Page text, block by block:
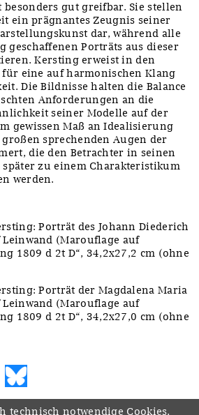
besonders gut greifbar. Sie stellen
ein prägnantes Zeugnis seiner
dar, während alle
geschaffenen Porträts aus dieser
Kersting erweist in den
eine auf harmonischen Klang
Die Bildnisse halten die Balance
Anforderungen an die
seiner Modelle auf der
gewissen Maß an Idealisierung
sprechenden Augen der
die den Betrachter in seinen
zu einem Charakteristikum
werden.
Porträt des Johann Diederich
(Marouflage auf
1809 d 2t D“, 34,2x27,2 cm (ohne
Porträt der Magdalena Maria
(Marouflage auf
1809 d 2t D“, 34,2x27,0 cm (ohne
E-mail
technisch notwendige Cookies,